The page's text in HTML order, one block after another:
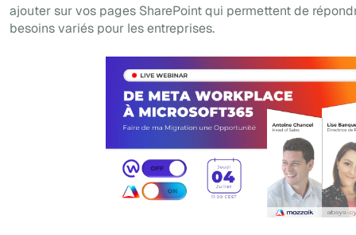
ajouter sur vos pages SharePoint qui permettent de
besoins variés pour les entreprises.